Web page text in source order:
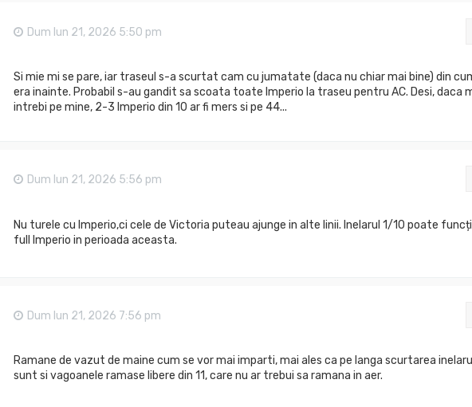
Dum Iun 21, 2026 5:50 pm
Si mie mi se pare, iar traseul s-a scurtat cam cu jumatate (daca nu chiar mai bine) din
era inainte. Probabil s-au gandit sa scoata toate Imperio la traseu pentru AC. Desi, daca
intrebi pe mine, 2-3 Imperio din 10 ar fi mers si pe 44...
Dum Iun 21, 2026 5:56 pm
Nu turele cu Imperio,ci cele de Victoria puteau ajunge in alte linii. Inelarul 1/10 poate
full Imperio in perioada aceasta.
Dum Iun 21, 2026 7:56 pm
Ramane de vazut de maine cum se vor mai imparti, mai ales ca pe langa scurtarea
sunt si vagoanele ramase libere din 11, care nu ar trebui sa ramana in aer.